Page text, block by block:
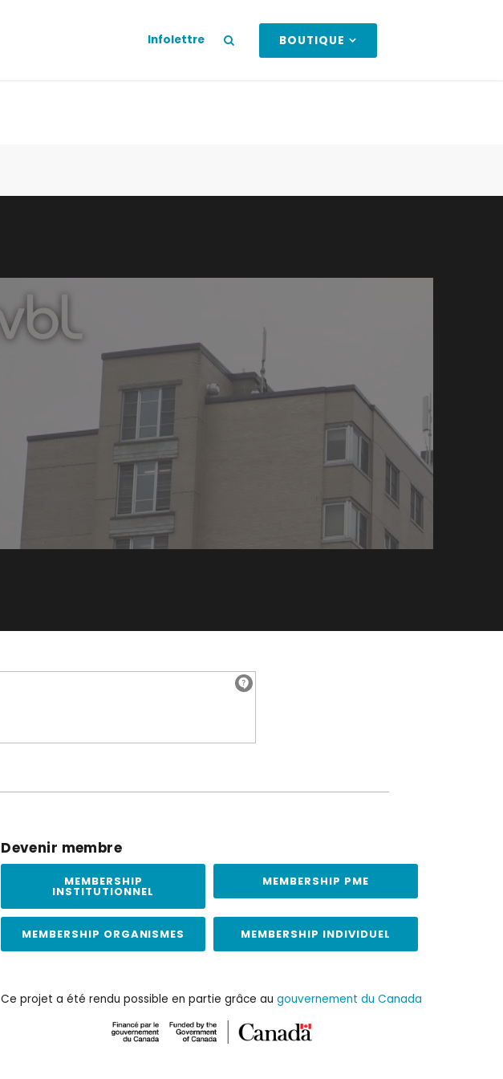
Infolettre BOUTIQUE
Devenir membre
MEMBERSHIP
INSTITUTIONNEL
MEMBERSHIP PME
MEMBERSHIP ORGANISMES MEMBERSHIP INDIVIDUEL
Ce projet a été rendu possible en partie grâce augouvernement du Canada